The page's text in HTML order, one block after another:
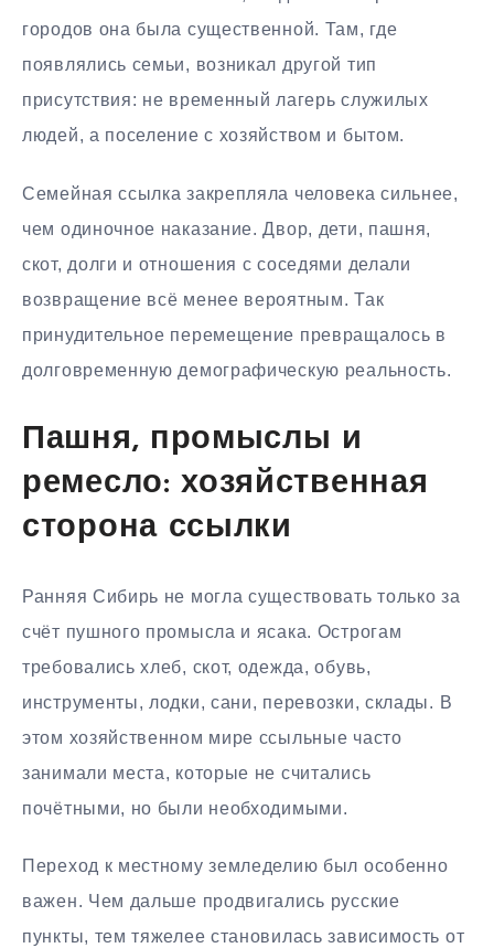
городов она была существенной. Там, где
появлялись семьи, возникал другой тип
присутствия: не временный лагерь служилых
людей, а поселение с хозяйством и бытом.
Семейная ссылка закрепляла человека сильнее,
чем одиночное наказание. Двор, дети, пашня,
скот, долги и отношения с соседями делали
возвращение всё менее вероятным. Так
принудительное перемещение превращалось в
долговременную демографическую реальность.
Пашня, промыслы и
ремесло: хозяйственная
сторона ссылки
Ранняя Сибирь не могла существовать только за
счёт пушного промысла и ясака. Острогам
требовались хлеб, скот, одежда, обувь,
инструменты, лодки, сани, перевозки, склады. В
этом хозяйственном мире ссыльные часто
занимали места, которые не считались
почётными, но были необходимыми.
Переход к местному земледелию был особенно
важен. Чем дальше продвигались русские
пункты, тем тяжелее становилась зависимость от